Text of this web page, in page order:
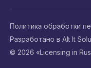
© 2026 «Licensing in
Политика обработки
Разработано в Alt It